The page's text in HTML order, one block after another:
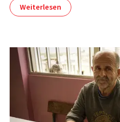
Weiterlesen